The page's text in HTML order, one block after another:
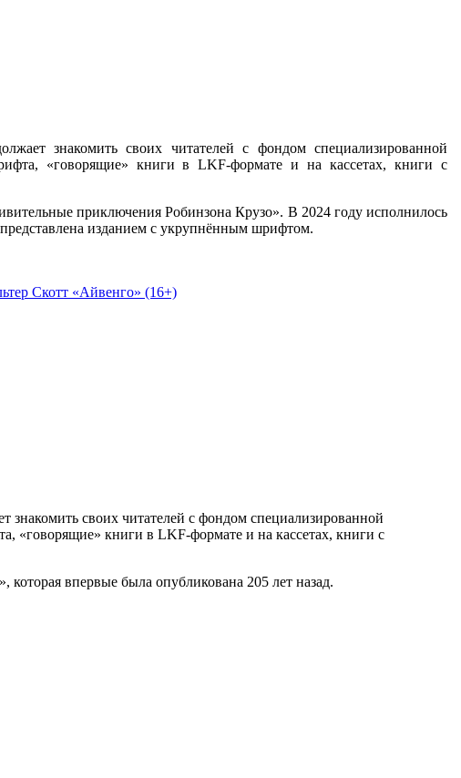
знакомить своих читателей с фондом специализированной
«говорящие» книги в LKF-формате и на кассетах, книги с
приключения Робинзона Крузо». В 2024 году исполнилось
изданием с укрупнённым шрифтом.
Скотт «Айвенго» (16+)
своих читателей с фондом специализированной
«говорящие» книги в LKF-формате и на кассетах, книги с
впервые была опубликована 205 лет назад.